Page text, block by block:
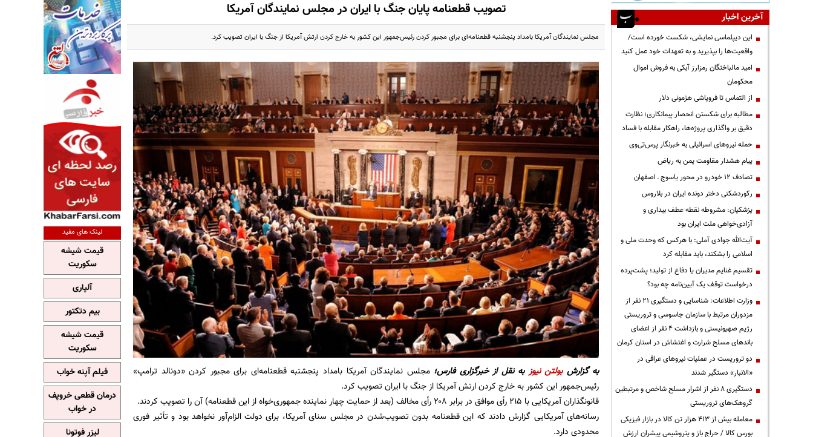
تصویب قطعنامه پایان جنگ با ایران در مجلس نمایندگان آمریکا
مجلس نمایندگان آمریکا بامداد پنجشنبه قطعنامه‌ای برای مجبور کردن رئیس‌جمهور این کشور به خارج کردن ارتش آمریکا از جنگ با ایران تصویب کرد.
به گزارشبولتن نیوزبه نقل از خبرگزاری فارس؛مجلس نمایندگان آمریکا بامداد پنجشنبه قطعنامه‌ای برای مجبور کردن «دونالد ترامپ»
رئیس‌جمهور این کشور به خارج کردن ارتش آمریکا از جنگ با ایران تصویب کرد.
قانونگذاران آمریکایی با ۲۱۵ رأی موافق در برابر ۲۰۸ رأی مخالف (بعد از حمایت چهار نماینده جمهوری‌خواه از این قطعنامه) آن را تصویب کردند.
رسانه‌های آمریکایی گزارش دادند که این قطعنامه بدون تصویب‌شدن در مجلس سنای آمریکا، برای دولت الزام‌آور نخواهد بود و تأثیر فوری
محدودی دارد.
آخرین اخبار
این دیپلماسی نمایشی، شکست خورده است/
واقعیت‌ها را بپذیرید و به تعهدات خود عمل کنید
امید مالباختگان رمزارز آبکی به فروش اموال
محکومان
از التماس تا فروپاشی هژمونی دلار
مطالبه برای شکستن انحصار پیمانکاری؛ نظارت
دقیق بر واگذاری پروژه‌ها، راهکار مقابله با فساد
حمله نیروهای اسرائیلی به خبرنگار پرس‌تی‌وی
پیام هشدار مقاومت یمن به ریاض
تصادف ۱۲ خودرو در محور یاسوج ـ اصفهان
رکوردشکنی دختر دونده ایران در بلاروس
پزشکیان: مشروطه نقطه عطف بیداری و
آزادی‌خواهی ملت ایران بود
آیت‌الله جوادی آملی: با هرکس که وحدت ملی و
اسلامی را بشکند، باید مقابله کرد
تقسیم غنایم مدیران یا دفاع از تولید؛ پشت‌پرده
درخواست توقف یک آیین‌نامه چه بود؟
وزارت اطلاعات: شناسایی و دستگیری ۲۱ نفر از
مزدوران مرتبط با سازمان جاسوسی و تروریستی
رژیم صهیونیستی و بازداشت ۴ نفر از اعضای
باندهای مسلح شرارت و اغتشاش در استان کرمان
دو تروریست در عملیات نیروهای عراقی در
«الانبار» دستگیر شدند
دستگیری ۸ نفر از اشرار مسلح شاخص و مرتبطین
گروهک‌های تروریستی
معامله بیش از ۴۱۳ هزار تن کالا در بازار فیزیکی
بورس کالا / حراج باز و پتروشیمی پیشران ارزش
لینک های مفید
قیمت شیشه
سکوریت
آلپاری
بیم دتکتور
قیمت شیشه
سکوریت
فیلم آپنه خواب
درمان قطعی خروپف
در خواب
لیزر فوتونا